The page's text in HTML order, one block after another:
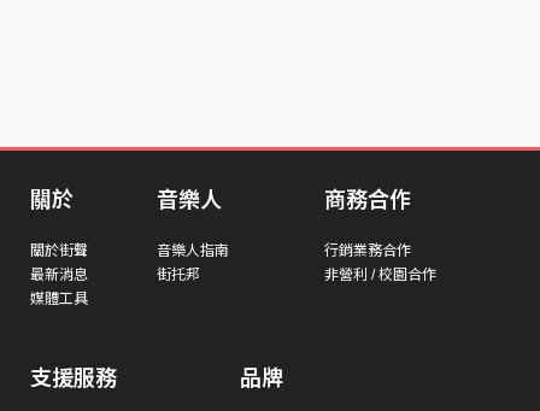
關於
關於街聲
最新消息
媒體工具
音樂人
音樂人指南
街托邦
商務合作
行銷業務合作
非營利 / 校園合作
支援服務 品牌